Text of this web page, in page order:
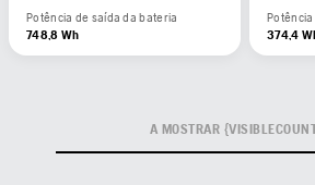
Potência de saída da bateria
748,8 Wh
374,4
A MOSTRAR